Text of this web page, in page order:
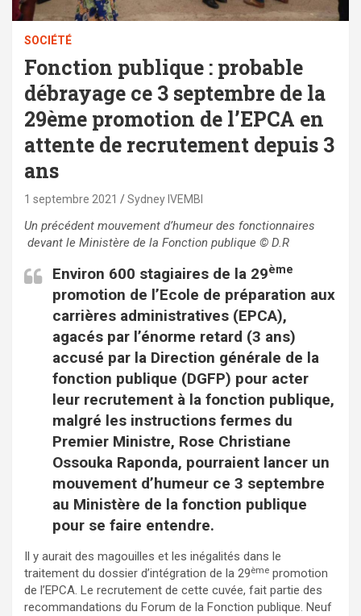
SOCIÉTÉ
Fonction publique : probable
débrayage ce 3 septembre de la
29ème promotion de l’EPCA en
attente de recrutement depuis 3
ans
1 septembre 2021 Sydney IVEMBI
Un précédent mouvement d’humeur des fonctionnaires
devant le Ministère de la Fonction publique © D.R
Environ 600 stagiaires de la 29ème
promotion de l’Ecole de préparation aux
carrières administratives (EPCA),
agacés par l’énorme retard (3 ans)
accusé par la Direction générale de la
fonction publique (DGFP) pour acter
leur recrutement à la fonction publique,
malgré les instructions fermes du
Premier Ministre, Rose Christiane
Ossouka Raponda, pourraient lancer un
mouvement d’humeur ce 3 septembre
au Ministère de la fonction publique
pour se faire entendre.
Il y aurait des magouilles et les inégalités dans le
traitement du dossier d’intégration de la 29ème promotion
de l’EPCA. Le recrutement de cette cuvée, fait partie des
recommandations du Forum de la Fonction publique. Neuf